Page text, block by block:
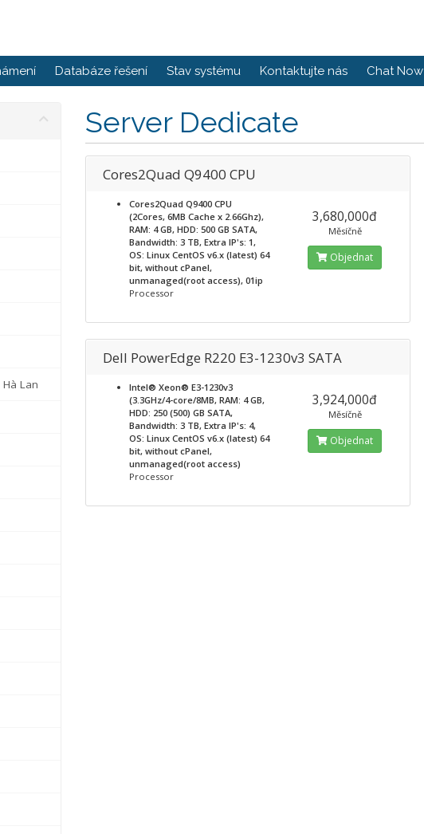
Databáze řešení Stav systému Kontaktujte nás Chat Now
Lan
Server Dedicate
Cores2Quad Q9400 CPU
Cores2Quad Q9400 CPU
(2Cores, 6MB Cache x 2.66Ghz),
RAM: 4 GB, HDD: 500 GB SATA,
Bandwidth: 3 TB, Extra IP's: 1,
OS: Linux CentOS v6.x (latest) 64
bit, without cPanel,
unmanaged(root access), 01ip
Processor
3,680,000đ
Měsíčně
Objednat
Dell PowerEdge R220 E3-1230v3 SATA
Intel® Xeon® E3-1230v3
(3.3GHz/4-core/8MB, RAM: 4 GB,
HDD: 250 (500) GB SATA,
Bandwidth: 3 TB, Extra IP's: 4,
OS: Linux CentOS v6.x (latest) 64
bit, without cPanel,
unmanaged(root access)
Processor
3,924,000đ
Měsíčně
Objednat